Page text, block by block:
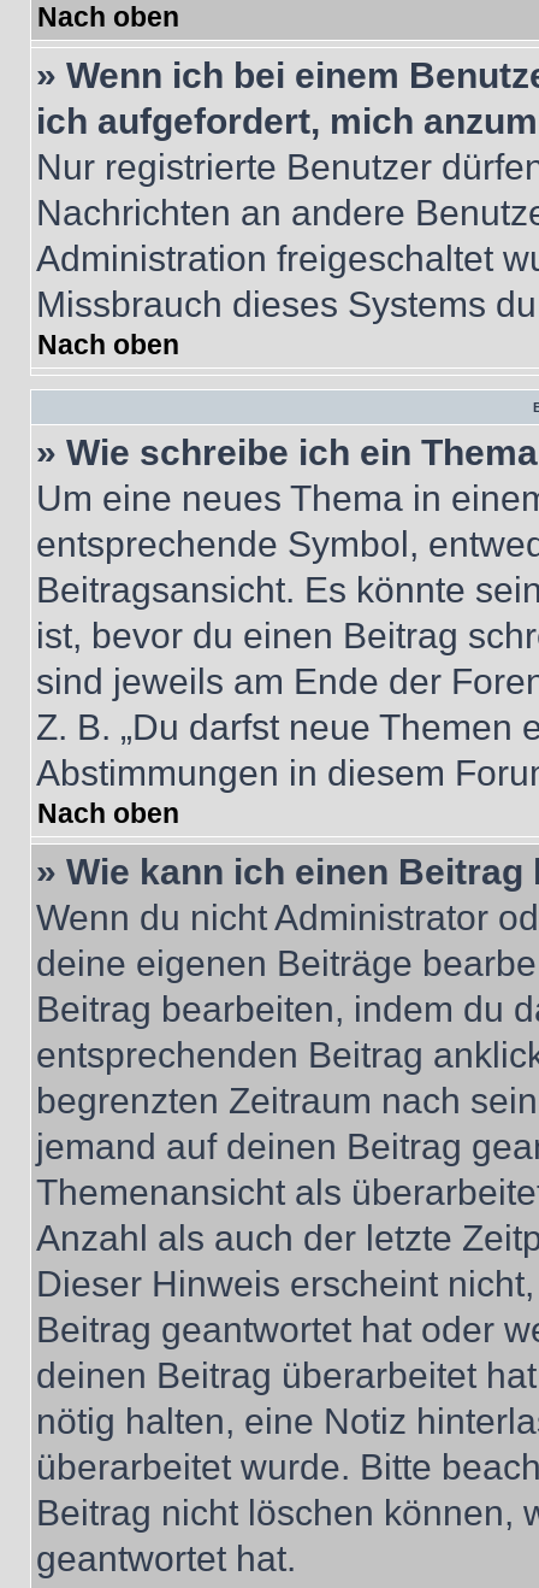
Nach oben
» Wenn ich bei einem
ich aufgefordert, mich
Nur registrierte Benutzer
Nachrichten an andere
Administration freigeschaltet
Missbrauch dieses Systems
Nach oben
» Wie schreibe ich ein
Um eine neues Thema in
entsprechende Symbol,
Beitragsansicht. Es könnte
ist, bevor du einen Beitrag
sind jeweils am Ende der
Z. B. „Du darfst neue Themen
Abstimmungen in diesem
Nach oben
» Wie kann ich einen
Wenn du nicht Administrator
deine eigenen Beiträge
Beitrag bearbeiten, indem du
entsprechenden Beitrag
begrenzten Zeitraum nach
jemand auf deinen Beitrag
Themenansicht als
Anzahl als auch der letzte
Dieser Hinweis erscheint
Beitrag geantwortet hat oder
deinen Beitrag überarbeitet
nötig halten, eine Notiz
überarbeitet wurde. Bitte
Beitrag nicht löschen können,
geantwortet hat.